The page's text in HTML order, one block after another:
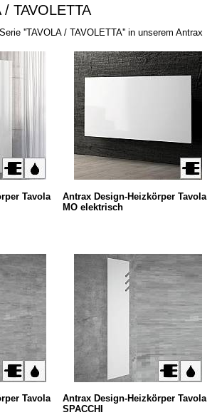
TAVOLETTA
''TAVOLA / TAVOLETTA'' in unserem Antrax
Tavola
Antrax Design-Heizkörper Tavola
MO elektrisch
Tavola
Antrax Design-Heizkörper Tavola
SPACCHI